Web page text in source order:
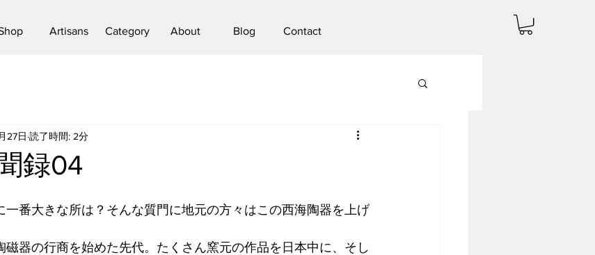
Artisans Category About Blog Contact
録04
27日 読了時間: 2分
一番大きな所は？そんな質門に地元の方々はこの西海陶器を上げ
器の行商を始めた先代。たくさん窯元の作品を日本中に、そし